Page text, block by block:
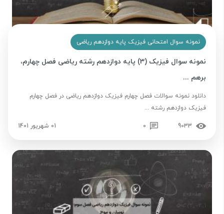
نمونه سوال امتحانی فیزیک پایه دوازدهم ریاضی
نمونه سوال فیزیک (3) پایه دوازدهم رشته ریاضی فصل چهارم،
برهم ...
دانلود نمونه سوالات فصل چهارم فیزیک دوازدهم ریاضی در فصل چهارم
فیزیک دوازدهم رشته ...
9033
0 01 شهریور 1401